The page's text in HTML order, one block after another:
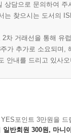
상담으로 문의하여 주
는 찾으시는 도서의
차 거래선을 통해 유
가 추가로 소요되며,
안내를 드리고 있사
포인트 3만원을 드
일반회원 300원, 마니